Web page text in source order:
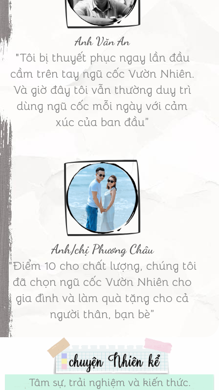
Anh Văn An
"Tôi bị thuyết phục ngay lần đầu
cầm trên tay ngũ cốc Vườn Nhiên.
Và giờ đây tôi vẫn thường duy trì
dùng ngũ cốc mỗi ngày với cảm
xúc của ban đầu”
Anh/chị Phương Châu
"Điểm 10 cho chất lượng, chúng tôi
đã chọn ngũ cốc Vườn Nhiên cho
gia đình và làm quà tặng cho cả
người thân, bạn bè”
Tâm sự, trải nghiệm và kiến thức.